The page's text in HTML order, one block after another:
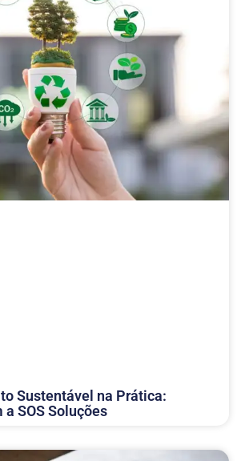
Sustentável na Prática:
SOS Soluções